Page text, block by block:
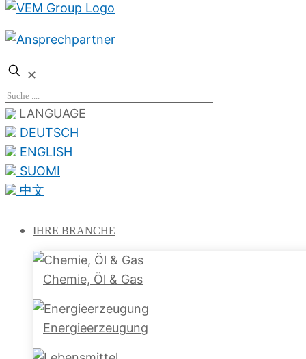
✕
LANGUAGE
DEUTSCH
ENGLISH
SUOMI
中文
IHRE BRANCHE
Chemie, Öl & Gas
Energieerzeugung